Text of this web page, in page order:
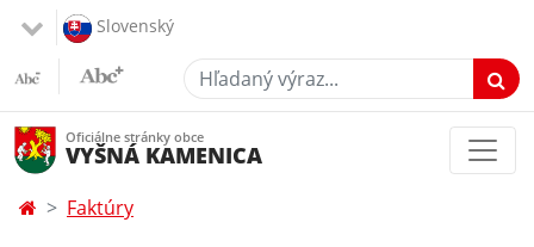
Slovenský
Hľadaný výraz...
Oficiálne stránky obce
VYŠNÁ KAMENICA
Faktúry